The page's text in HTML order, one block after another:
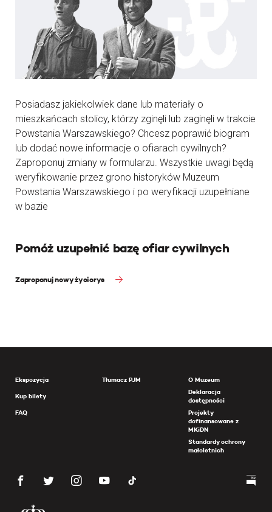
Posiadasz jakiekolwiek dane lub materiały o
mieszkańcach stolicy, którzy zginęli lub zaginęli w trakcie
Powstania Warszawskiego? Chcesz poprawić biogram
lub dodać nowe informacje o ofiarach cywilnych?
Zaproponuj zmiany w formularzu. Wszystkie uwagi będą
weryfikowanie przez grono historyków Muzeum
Powstania Warszawskiego i po weryfikacji uzupełniane
w bazie
Pomóż uzupełnić bazę ofiar cywilnych
Zaproponuj nowy życiorys
Ekspozycja
Kup bilety
FAQ
Tłumacz PJM
O Muzeum
Deklaracja
dostępności
Projekty
dofinansowane z
MKiDN
Standardy ochrony
małoletnich